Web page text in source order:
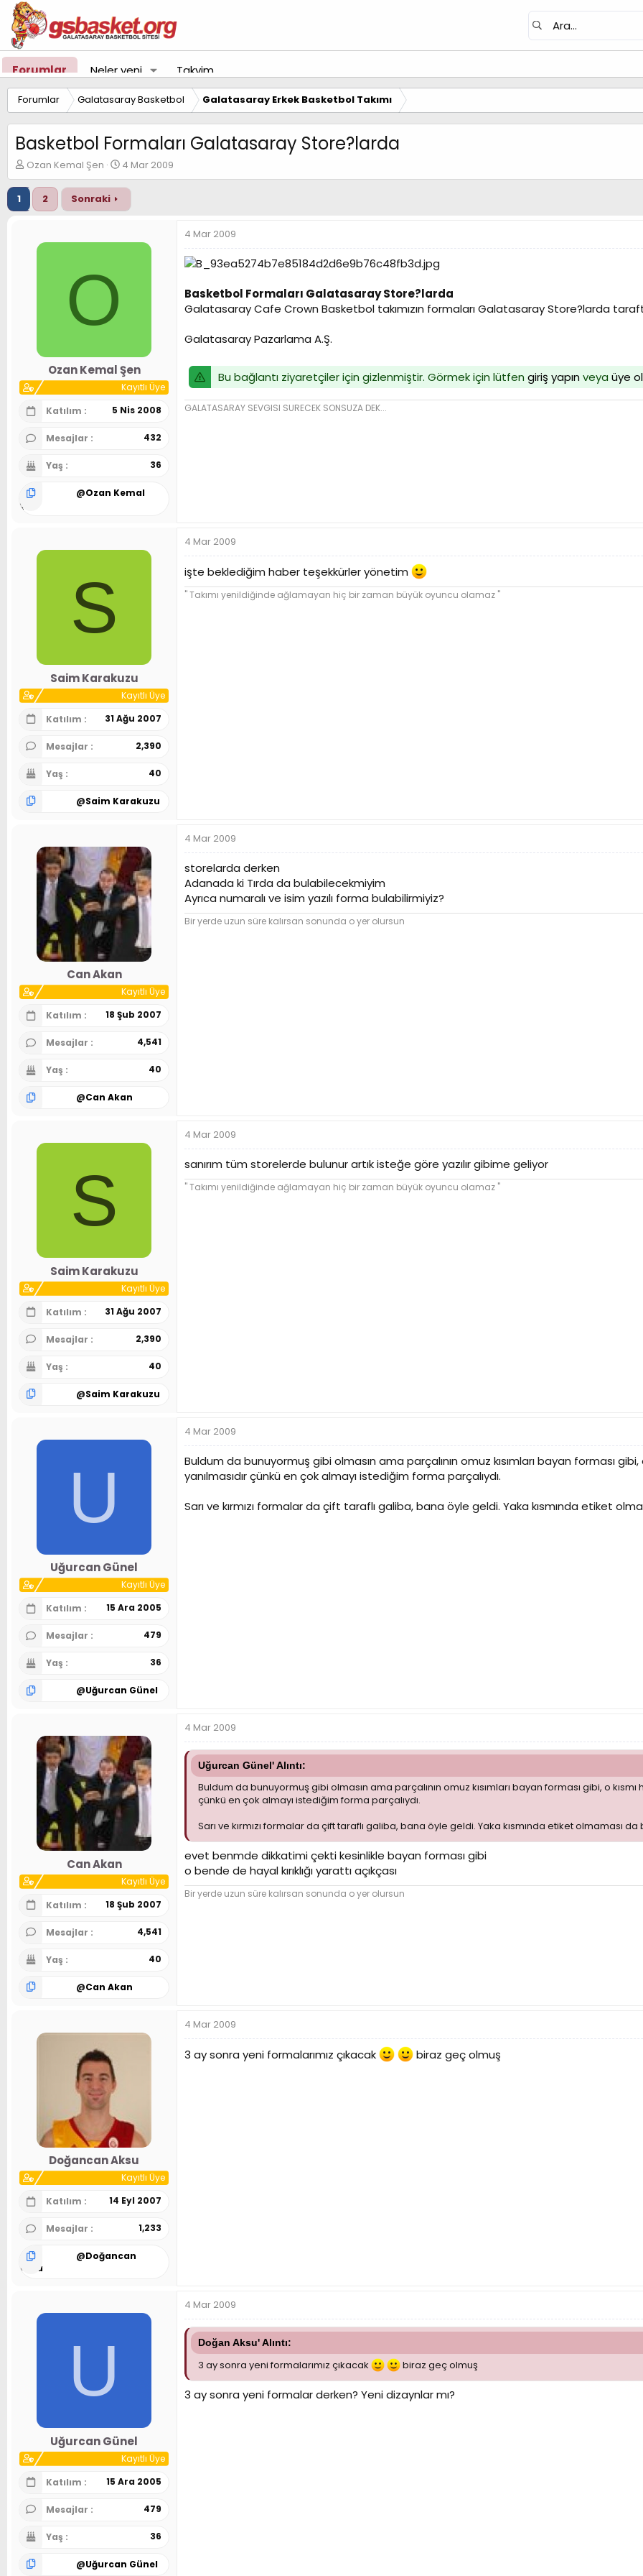
Forumlar Neler yeni Takvim
Forumlar Galatasaray Basketbol Galatasaray Erkek Basketbol Takımı
Basketbol Formaları Galatasaray Store?larda
K
o
n
u
y
Ozan Kemal Şen
B
a
ş
a
g
4 Mar 2009
1 2 Sonraki
O
Ozan Kemal Şen
Kayıtlı Üye
Katılım
5 Nis 2008
Mesajlar 432
Yaş 36
@Ozan Kemal
Şen
4 Mar 2009
Basketbol Formaları Galatasaray Store?larda
Galatasaray Cafe Crown Basketbol takımızın formaları Galatasaray Store?larda
Galatasaray Pazarlama A.Ş.
Bu bağlantı ziyaretçiler için gizlenmiştir. Görmek için lütfen giriş yapınveya üye
GALATASARAY SEVGISI SURECEK SONSUZA DEK...
S
Saim Karakuzu
Kayıtlı Üye
Katılım
31 Ağu 2007
Mesajlar 2,390
Yaş 40
@Saim Karakuzu
4 Mar 2009
işte beklediğim haber teşekkürler yönetim
'' Takımı yenildiğinde ağlamayan hiç bir zaman büyük oyuncu olamaz ''
Can Akan
Kayıtlı Üye
Katılım
18 Şub 2007
Mesajlar 4,541
Yaş 40
@Can Akan
4 Mar 2009
storelarda derken
Adanada ki Tırda da bulabilecekmiyim
Ayrıca numaralı ve isim yazılı forma bulabilirmiyiz?
Bir yerde uzun süre kalırsan sonunda o yer olursun
S
Saim Karakuzu
Kayıtlı Üye
Katılım
31 Ağu 2007
Mesajlar 2,390
Yaş 40
@Saim Karakuzu
4 Mar 2009
sanırım tüm storelerde bulunur artık isteğe göre yazılır gibime geliyor
'' Takımı yenildiğinde ağlamayan hiç bir zaman büyük oyuncu olamaz ''
U
Uğurcan Günel
Kayıtlı Üye
Katılım
15 Ara 2005
Mesajlar 479
Yaş 36
@Uğurcan Günel
4 Mar 2009
Buldum da bunuyormuş gibi olmasın ama parçalının omuz kısımları bayan forması
yanılmasıdır çünkü en çok almayı istediğim forma parçalıydı.
Sarı ve kırmızı formalar da çift taraflı galiba, bana öyle geldi. Yaka kısmında etiket
Can Akan
Kayıtlı Üye
Katılım
18 Şub 2007
Mesajlar 4,541
Yaş 40
@Can Akan
4 Mar 2009
Uğurcan Günel' Alıntı:
Buldum da bunuyormuş gibi olmasın ama parçalının omuz kısımları bayan forması gibi, o
çünkü en çok almayı istediğim forma parçalıydı.
Sarı ve kırmızı formalar da çift taraflı galiba, bana öyle geldi. Yaka kısmında etiket olmaması
evet benmde dikkatimi çekti kesinlikle bayan forması gibi
o bende de hayal kırıklığı yarattı açıkçası
Bir yerde uzun süre kalırsan sonunda o yer olursun
Doğancan Aksu
Kayıtlı Üye
Katılım
14 Eyl 2007
Mesajlar 1,233
@Doğancan
Aksu
4 Mar 2009
3 ay sonra yeni formalarımız çıkacak biraz geç olmuş
U
Uğurcan Günel
Kayıtlı Üye
Katılım
15 Ara 2005
Mesajlar 479
Yaş 36
@Uğurcan Günel
4 Mar 2009
Doğan Aksu' Alıntı:
3 ay sonra yeni formalarımız çıkacak biraz geç olmuş
3 ay sonra yeni formalar derken? Yeni dizaynlar mı?